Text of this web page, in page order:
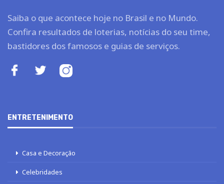
Saiba o que acontece hoje no Brasil e no Mundo.
Confira resultados de loterias, notícias do seu time,
bastidores dos famosos e guias de serviços.
ENTRETENIMENTO
Casa e Decoração
Celebridades